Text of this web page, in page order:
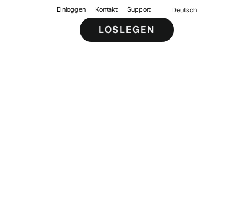
Einloggen Kontakt Support Deutsch
LOSLEGEN